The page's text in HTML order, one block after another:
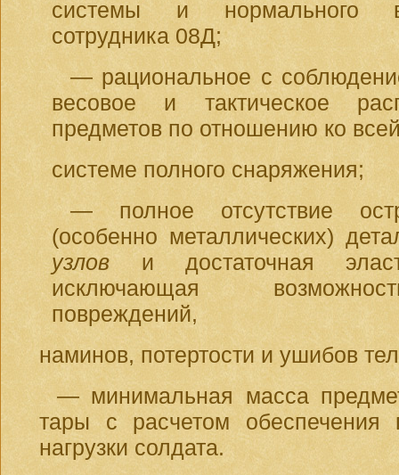
системы и нормального
сотрудника 08Д;
— рациональное с
весовое и тактическое
предметов по отношению ко
системе полного снаряжения;
— полное отсутствие
(особенно металлических)
узлов и достаточная
исключающая
повреждений,
наминов, потертости и ушибов
— минимальная масса
тары с расчетом обеспечения
нагрузки солдата.